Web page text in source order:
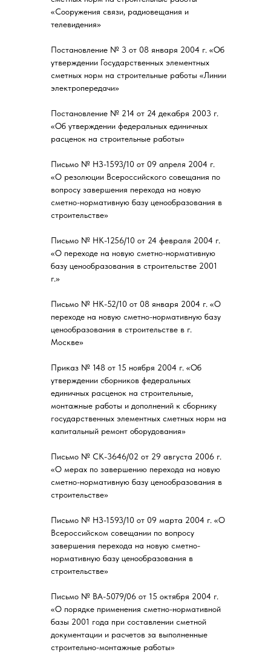
«Сооружения связи, радиовещания и
телевидения»
Постановление № 3 от 08 января 2004 г. «Об
утверждении Государственных элементных
сметных норм на строительные работы «Линии
электропередачи»
Постановление № 214 от 24 декабря 2003 г.
«Об утверждении федеральных единичных
расценок на строительные работы»
Письмо № НЗ-1593/10 от 09 апреля 2004 г.
«О резолюции Всероссийского совещания по
вопросу завершения перехода на новую
сметно-нормативную базу ценообразования в
строительстве»
Письмо № НК-1256/10 от 24 февраля 2004 г.
«О переходе на новую сметно-нормативную
базу ценообразования в строительстве 2001
г.»
Письмо № НК-52/10 от 08 января 2004 г. «О
переходе на новую сметно-нормативную базу
ценообразования в строительстве в г.
Москве»
Приказ № 148 от 15 ноября 2004 г. «Об
утверждении сборников федеральных
единичных расценок на строительные,
монтажные работы и дополнений к сборнику
государственных элементных сметных норм на
капитальный ремонт оборудования»
Письмо № СК-3646/02 от 29 августа 2006 г.
«О мерах по завершению перехода на новую
сметно-нормативную базу ценообразования в
строительстве»
Письмо № НЗ-1593/10 от 09 марта 2004 г. «О
Всероссийском совещании по вопросу
завершения перехода на новую сметно-
нормативную базу ценообразования в
строительстве»
Письмо № ВА-5079/06 от 15 октября 2004 г.
«О порядке применения сметно-нормативной
базы 2001 года при составлении сметной
документации и расчетов за выполненные
строительно-монтажные работы»